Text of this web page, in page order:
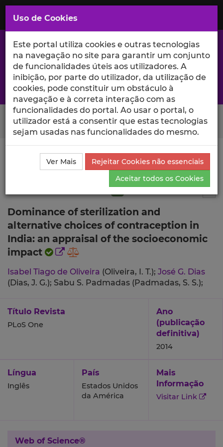
Saltar
para
Conteúdo
Principal
A excelência da investigação e ciência no Iscte
Search Button
Ciência_Iscte Publicações
Descrição Detalhada da
Publicação
Dominance of sterilization and
alternative choices of contraception in
India: an appraisal of the socioeconomic
impact
Isabel Tiago de Oliveira (Oliveira, I. T.); José G. Dias
(Dias, J. G.); Sabu S. Padmadas (Padmadas, S. S.);
Título Revista
PLoS One
Ano
(publicação
definitiva)
2014
Língua
Inglês
País
Estados Unidos
da América
Mais
Informação
Visitar Link
Web of Science®
Uso de Cookies
Este portal utiliza cookies e outras tecnologias
na navegação no site para garantir um conjunto
de funcionalidades úteis aos utilizadores. A
inibição, por parte do utilizador, da utilização de
cookies, pode constituir um obstáculo à
navegação e à correta interação com as
funcionalidades do portal. Ao usar o portal, o
utilizador está a consentir que estas tecnologias
sejam usadas nas funcionalidades do mesmo.
Ver Mais
Rejeitar Cookies não essenciais
Aceitar todos os Cookies